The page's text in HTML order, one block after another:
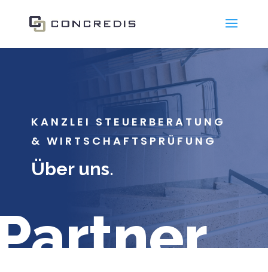
KANZLEI STEUERBERATUNG
& WIRTSCHAFTSPRÜFUNG
Über uns.